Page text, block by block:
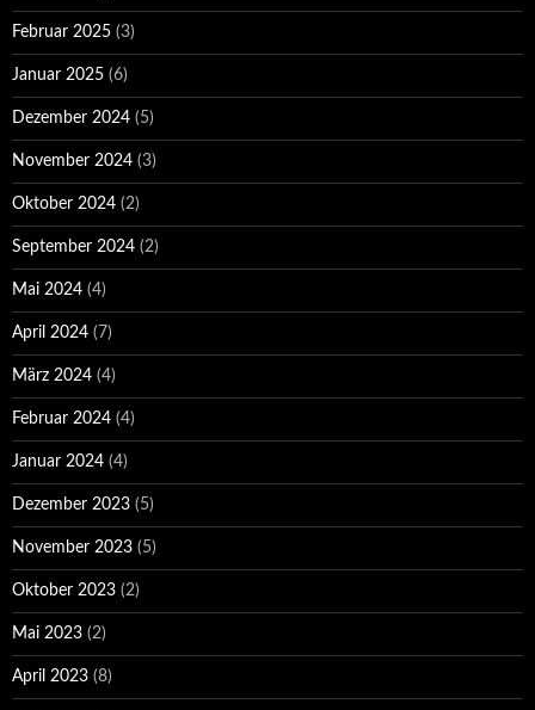
Februar 2025 (3)
Januar 2025 (6)
Dezember 2024 (5)
November 2024 (3)
Oktober 2024 (2)
September 2024 (2)
Mai 2024 (4)
April 2024 (7)
März 2024 (4)
Februar 2024 (4)
Januar 2024 (4)
Dezember 2023 (5)
November 2023 (5)
Oktober 2023 (2)
Mai 2023 (2)
April 2023 (8)